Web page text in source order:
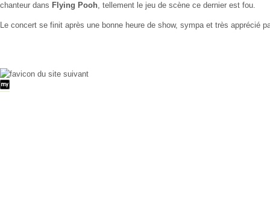
chanteur dans Flying Pooh, tellement le jeu de scène ce dernier est fou.
Le concert se finit après une bonne heure de show, sympa et très apprécié